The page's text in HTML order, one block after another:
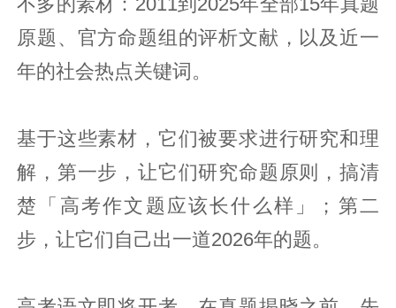
不多的素材：2011到2025年全部15年真题
原题、官方命题组的评析文献，以及近一
年的社会热点关键词。
基于这些素材，它们被要求进行研究和理
解，第一步，让它们研究命题原则，搞清
楚「高考作文题应该长什么样」；第二
步，让它们自己出一道2026年的题。